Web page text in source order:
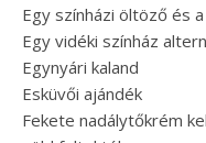
Egy színházi öltöző és
Egy vidéki színház
Egynyári kaland
Esküvői ajándék
Fekete nadálytőkrém